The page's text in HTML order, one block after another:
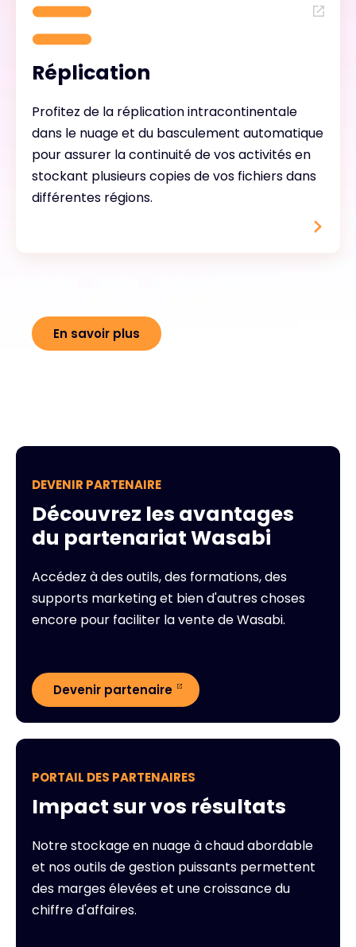
Réplication
Profitez de la réplication intracontinentale
dans le nuage et du basculement automatique
pour assurer la continuité de vos activités en
stockant plusieurs copies de vos fichiers dans
différentes régions.
En savoir plus
DEVENIR PARTENAIRE
Découvrez les avantages
du partenariat Wasabi
Accédez à des outils, des formations, des
supports marketing et bien d'autres choses
encore pour faciliter la vente de Wasabi.
Devenir partenaire
PORTAIL DES PARTENAIRES
Impact sur vos résultats
Notre stockage en nuage à chaud abordable
et nos outils de gestion puissants permettent
des marges élevées et une croissance du
chiffre d'affaires.